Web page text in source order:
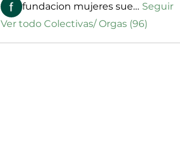
fundacion mujeres sueños de vida Seguir
Ver todo Colectivas/ Orgas (96)